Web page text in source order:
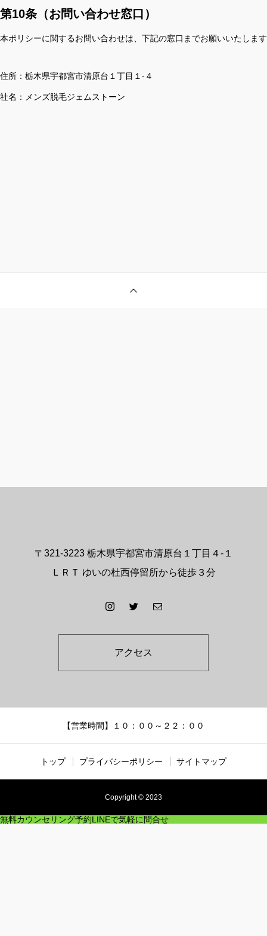
第10条（お問い合わせ窓口）
本ポリシーに関するお問い合わせは、下記の窓口までお願いいたしま
住所：栃木県宇都宮市清原台１丁目１-４
社名：メンズ脱毛ジェムストーン
〒321-3223 栃木県宇都宮市清原台１丁目４-１
ＬＲＴ ゆいの杜西停留所から徒歩３分
アクセス
【営業時間】１０：００～２２：００
トップ プライバシーポリシー サイトマップ
Copyright © 2023
無料カウンセリング予約LINEで気軽に問合せ